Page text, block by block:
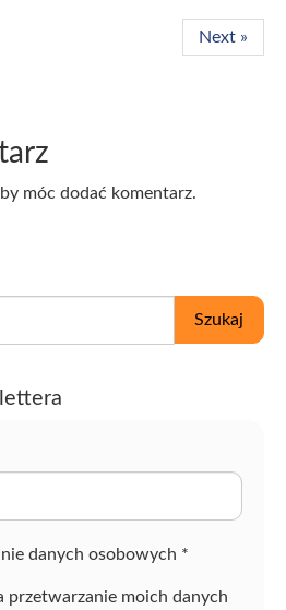
Next »
móc dodać komentarz.
Szukaj
danych osobowych *
przetwarzanie moich danych